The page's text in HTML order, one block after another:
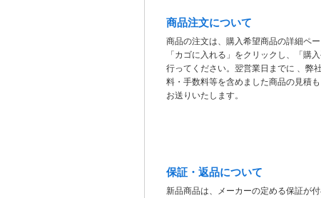
商品注文について
商品の注文は、購入希望商品の詳細ペ
「カゴに入れる」をクリックし、「購
行ってください。翌営業日までに 、弊
料・手数料等を含めました商品の見積
お送りいたします。
保証・返品について
新品商品は、メーカーの定める保証が付